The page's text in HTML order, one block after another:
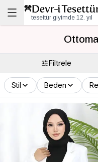
tesettür giyimde 12. yıl
Filtrele
Stil Beden